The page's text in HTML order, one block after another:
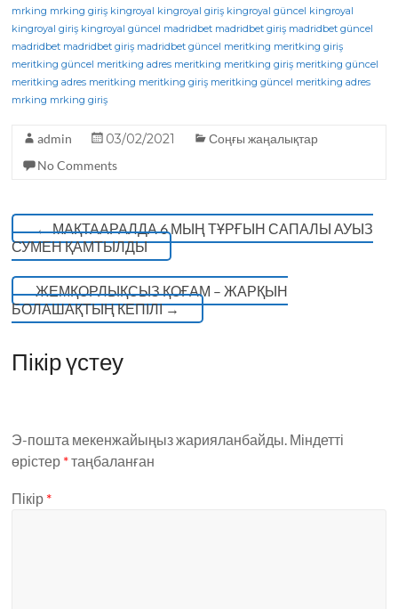
c
e
b
o
o
k
it
te
r
e
g
ra
a
ts
A
p
mrking mrking giriş kingroyal kingroyal giriş kingroyal güncel kingroyal
kingroyal giriş kingroyal güncel madridbet madridbet giriş madridbet güncel
madridbet madridbet giriş madridbet güncel meritking meritking giriş
meritking güncel meritking adres meritking meritking giriş meritking güncel
meritking adres meritking meritking giriş meritking güncel meritking adres
mrking mrking giriş
admin 03/02/2021
Соңғы жаңалықтар
No Comments
←МАҚТААРАЛДА 6 МЫҢ ТҰРҒЫН САПАЛЫ АУЫЗ
СУМЕН ҚАМТЫЛДЫ
ЖЕМҚОРЛЫҚСЫЗ ҚОҒАМ – ЖАРҚЫН
БОЛАШАҚТЫҢ КЕПІЛІ→
Пікір үстеу
Э-пошта мекенжайыңыз жарияланбайды. Міндетті
өрістер *таңбаланған
Пікір *